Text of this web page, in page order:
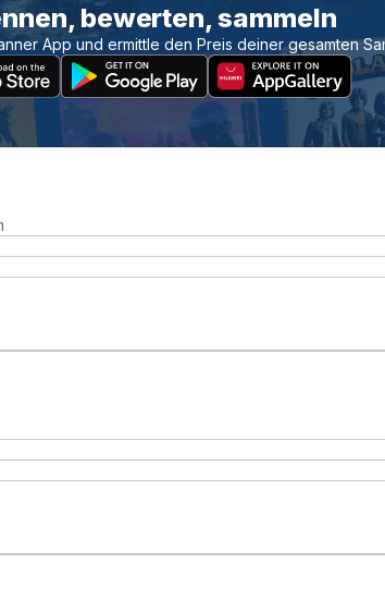
bewerten, sammeln
App und ermittle den Preis deiner gesamten